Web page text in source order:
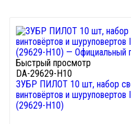
Быстрый просмотр
DA-29629-H10
ЗУБР ПИЛОТ 10 шт, набор
винтовёртов и
(29629-H10)